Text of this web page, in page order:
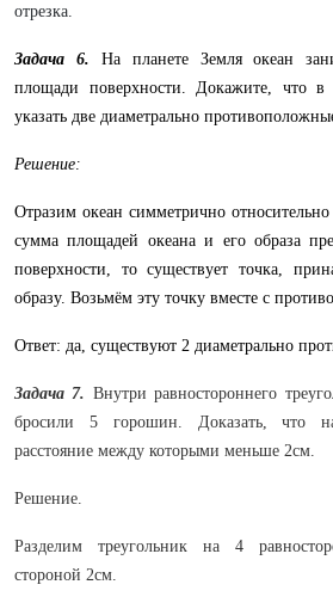
отрезка.
Задача 6.
На планете Земля океан
площади поверхности. Докажите, что
указать две диаметрально
Решение:
Отразим океан симметрично
сумма площадей океана и его образа
поверхности, то существует точка,
образу. Возьмём эту точку вместе с
Ответ: да, существуют 2 диаметрально
Задача 7. Внутри равностороннего
бросили 5 горошин. Доказать, что
расстояние между которыми меньше 2см.
Решение.
Разделим треугольник на 4
стороной 2см.